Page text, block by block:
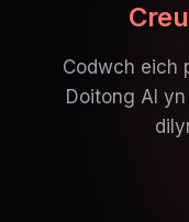
Codwch eich
Doitong AI